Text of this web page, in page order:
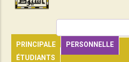
PRINCIPALE
PERSONNELLE
ÉTUDIANTS